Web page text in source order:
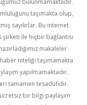
bulunmamaktadır.
taşımakta olup,
sayılırlar. Bu internet
ile hiçbir bağlantısı
makaleler
niteliği taşımamakta
yapılmamaktadır.
tamamen tesadüfidir.
bir bilgi paylaşım